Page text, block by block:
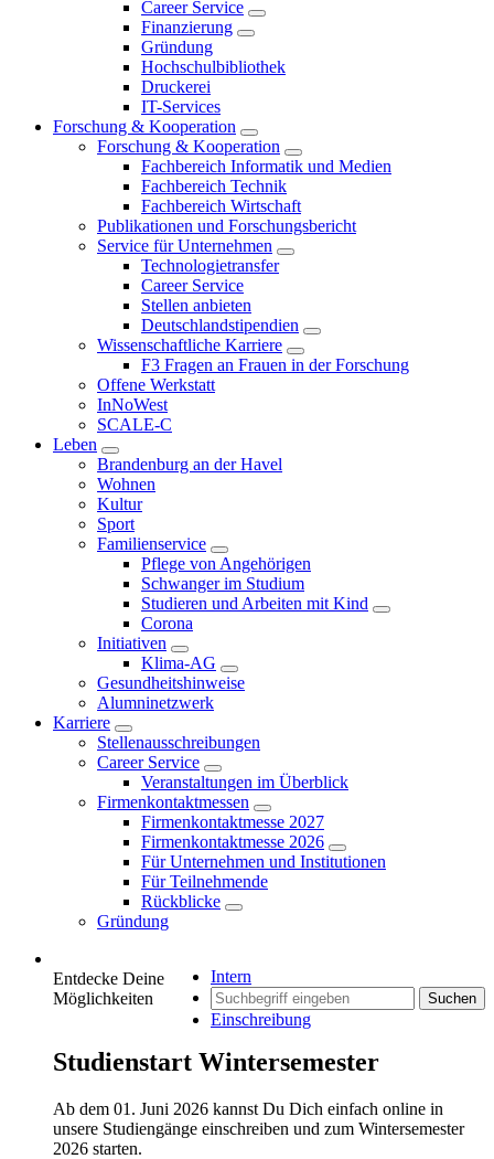
Career Service
Finanzierung
Gründung
Hochschulbibliothek
Druckerei
IT-Services
Forschung & Kooperation
Forschung & Kooperation
Fachbereich Informatik und Medien
Fachbereich Technik
Fachbereich Wirtschaft
Publikationen und Forschungsbericht
Service für Unternehmen
Technologietransfer
Career Service
Stellen anbieten
Deutschlandstipendien
Wissenschaftliche Karriere
F3 Fragen an Frauen in der Forschung
Offene Werkstatt
InNoWest
SCALE-C
Leben
Brandenburg an der Havel
Wohnen
Kultur
Sport
Familienservice
Pflege von Angehörigen
Schwanger im Studium
Studieren und Arbeiten mit Kind
Corona
Initiativen
Klima-AG
Gesundheitshinweise
Alumninetzwerk
Karriere
Stellenausschreibungen
Career Service
Veranstaltungen im Überblick
Firmenkontaktmessen
Firmenkontaktmesse 2027
Firmenkontaktmesse 2026
Für Unternehmen und Institutionen
Für Teilnehmende
Rückblicke
Gründung
Intern
Suchen
Einschreibung
Entdecke Deine
Möglichkeiten
Studienstart Wintersemester
Ab dem 01. Juni 2026 kannst Du Dich einfach online in
unsere Studiengänge einschreiben und zum Wintersemester
2026 starten.